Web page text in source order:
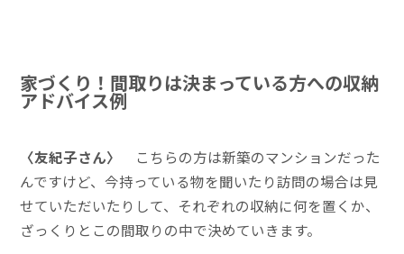
家づくり！間取りは決まっている方への収納
アドバイス例
〈友紀子さん〉
こちらの方は新築のマンションだった
んですけど、今持っている物を聞いたり訪問の場合は見
せていただいたりして、それぞれの収納に何を置くか、
ざっくりとこの間取りの中で決めていきます。